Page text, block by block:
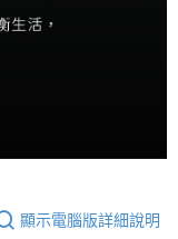
顯示電腦版詳細說明